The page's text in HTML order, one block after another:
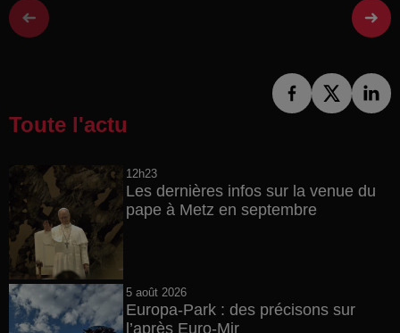
Toute l'actu
12h23
Les dernières infos sur la venue du
pape à Metz en septembre
5 août 2026
Europa-Park : des précisons sur
l’après Euro-Mir